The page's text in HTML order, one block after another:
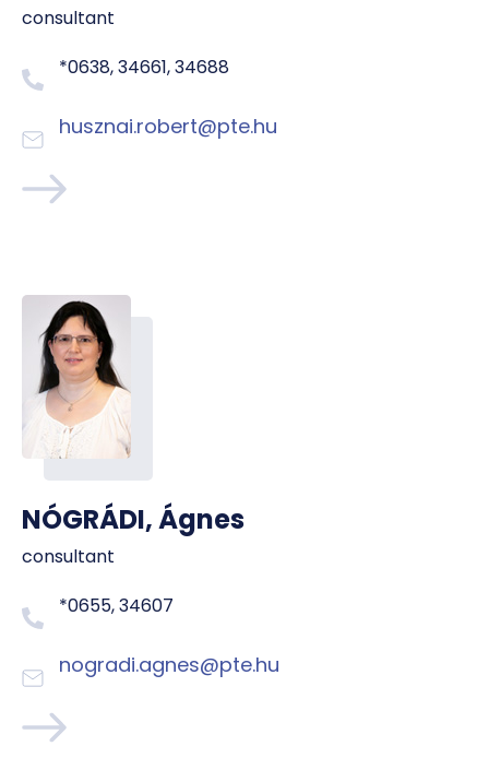
consultant
*0638, 34661, 34688
husznai.robert@pte.hu
NÓGRÁDI, Ágnes
consultant
*0655, 34607
nogradi.agnes@pte.hu